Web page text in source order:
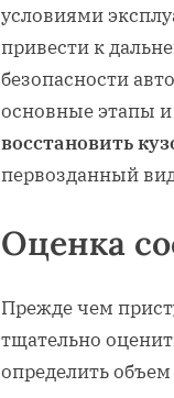
условиями
привести к
безопасности
основные этапы
восстановить
первозданный
Оценка
Прежде чем
тщательно
определить